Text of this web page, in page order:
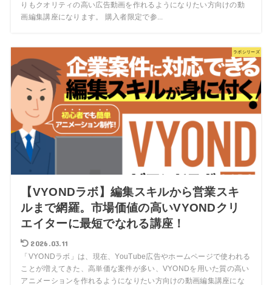
りもクオリティの高い広告動画を作れるようになりたい方向けの動
画編集講座になります。 購入者限定で参...
ラボシリーズ
【VYONDラボ】編集スキルから営業スキ
ルまで網羅。市場価値の高いVYONDクリ
エイターに最短でなれる講座！
2026.03.11
「VYONDラボ」は、現在、YouTube広告やホームページで使われる
ことが増えてきた、高単価な案件が多い、VYONDを用いた質の高い
アニメーションを作れるようになりたい方向けの動画編集講座にな